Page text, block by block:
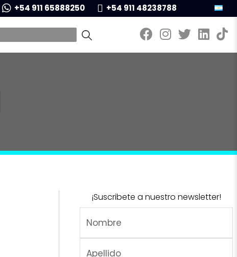
+54 911 65888250 +54 911 48238788
¡Suscribete a nuestro newsletter!